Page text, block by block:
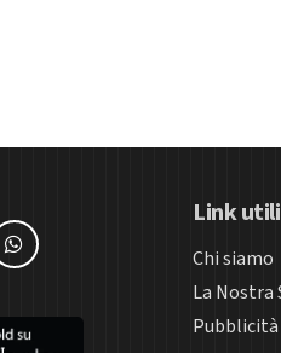
Link utili
Chi siamo
La Nostra
Pubblicità